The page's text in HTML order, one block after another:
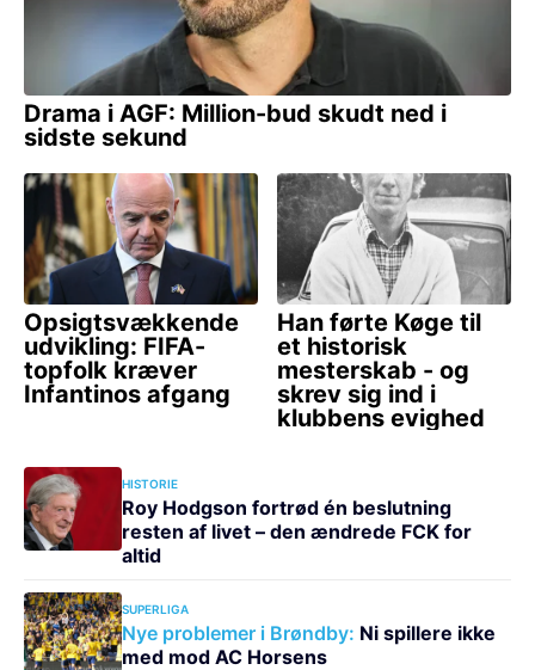
HISTORIE
Roy Hodgson fortrød én beslutning
resten af livet – den ændrede FCK for
altid
SUPERLIGA
Nye problemer i Brøndby: Ni spillere ikke
med mod AC Horsens